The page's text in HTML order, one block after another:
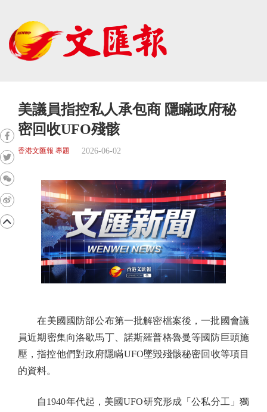
美議員指控私人承包商 隱瞞政府秘
密回收UFO殘骸
香港文匯報 專題 2026-06-02
在美國國防部公布第一批解密檔案後，一批國會議
員近期密集向洛歇馬丁、諾斯羅普格魯曼等國防巨頭施
壓，指控他們對政府隱瞞UFO墜毀殘骸秘密回收等項目
的資料。
自1940年代起，美國UFO研究形成「公私分工」獨